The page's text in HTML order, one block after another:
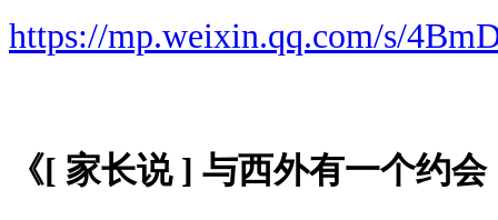
https://mp.weixin.qq.com/s/
《[ 家长说 ] 与西外有一个约